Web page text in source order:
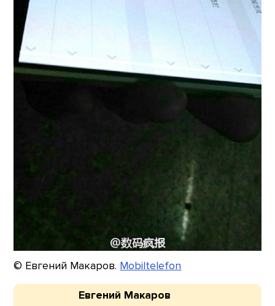
© Евгений Макаров. Mobiltelefon
Евгений Макаров